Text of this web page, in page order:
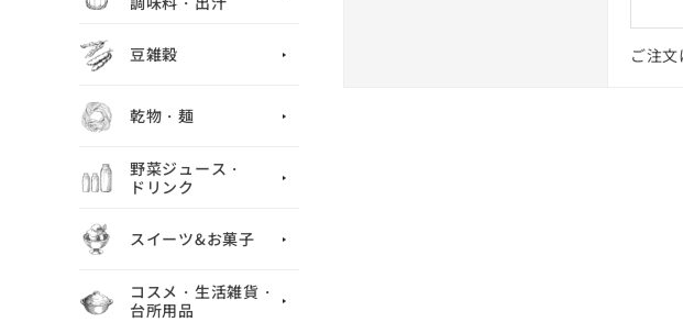
豆雑穀
乾物・麺
野菜ジュース・
ドリンク
スイーツ&お菓子
コスメ・生活雑貨・
台所用品
ご注